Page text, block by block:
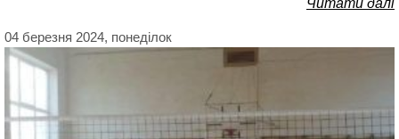
04 березня 2024, понеділок